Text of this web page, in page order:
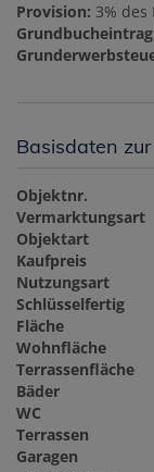
Provision: 3% des
Basisdaten
Objektnr.
Vermarktungsart
Objektart
Kaufpreis
Nutzungsart
Schlüsselfertig
Fläche
Wohnfläche
Terrassenfläche
Bäder
WC
Terrassen
Garagen